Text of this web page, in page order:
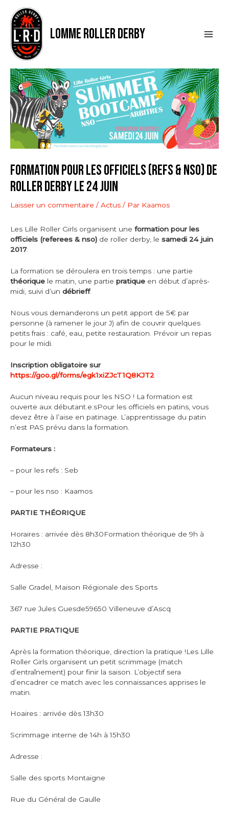
contenu
LOMME ROLLER DERBY
FORMATION POUR LES OFFICIELS (REFS & NSO) DE
ROLLER DERBY LE 24 JUIN
Laisser un commentaire / Actus / Par Kaamos
Les Lille Roller Girls organisent une formation pour les
officiels (referees & nso) de roller derby, le samedi 24 juin
2017.
La formation se déroulera en trois temps : une partie
théorique le matin, une partie pratique en début d’après-
midi, suivi d’un débrieff.
Nous vous demanderons un petit apport de 5€ par
personne (à ramener le jour J) afin de couvrir quelques
petits frais : café, eau, petite restauration. Prévoir un repas
pour le midi.
Inscription obligatoire sur
https://goo.gl/forms/egk1xiZJcT1Q8KJT2
Aucun niveau requis pour les NSO ! La formation est
ouverte aux débutant.e.sPour les officiels en patins, vous
devez être à l’aise en patinage. L’apprentissage du patin
n’est PAS prévu dans la formation.
Formateurs :
– pour les refs : Seb
– pour les nso : Kaamos
PARTIE THÉORIQUE
Horaires : arrivée dès 8h30Formation théorique de 9h à
12h30
Adresse :
Salle Gradel, Maison Régionale des Sports
367 rue Jules Guesde59650 Villeneuve d’Ascq
PARTIE PRATIQUE
Après la formation théorique, direction la pratique !Les Lille
Roller Girls organisent un petit scrimmage (match
d’entraînement) pour finir la saison. L’objectif sera
d’encadrer ce match avec les connaissances apprises le
matin.
Hoaires : arrivée dès 13h30
Scrimmage interne de 14h à 15h30
Adresse :
Salle des sports Montaigne
Rue du Général de Gaulle
des
articles